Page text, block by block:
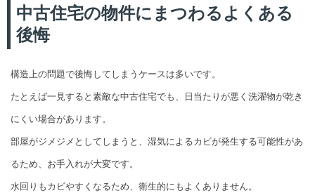
中古住宅の物件にまつわるよくある
後悔
構造上の問題で後悔してしまうケースは多いです。
たとえば一見すると素敵な中古住宅でも、日当たりが悪く洗濯物が乾き
にくい場合があります。
部屋がジメジメとしてしまうと、湿気によるカビが発生する可能性があ
るため、お手入れが大変です。
水回りもカビやすくなるため、衛生的にもよくありません。